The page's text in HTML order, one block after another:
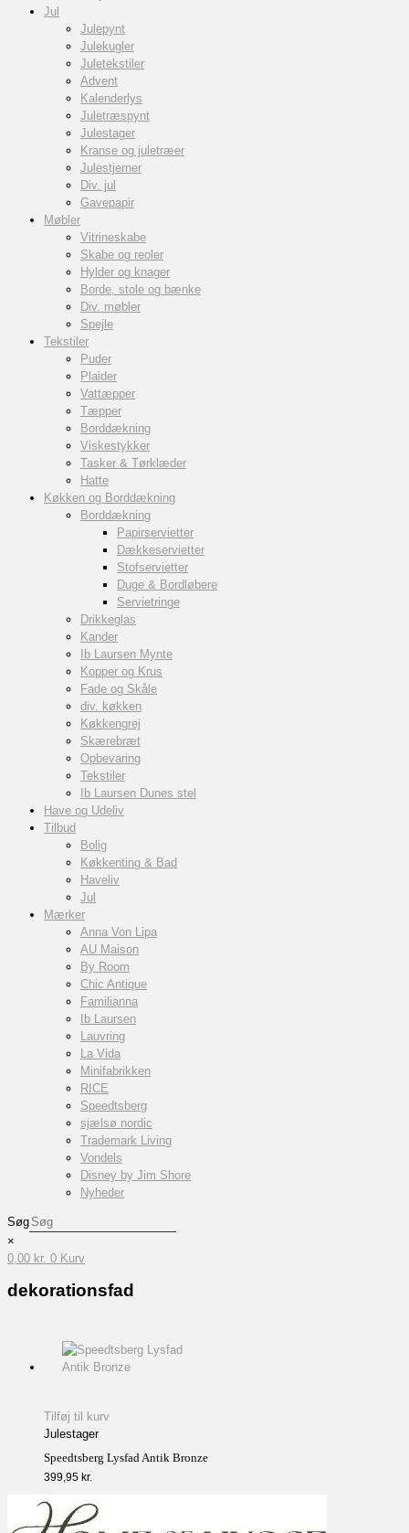
Jul
Julepynt
Julekugler
Juletekstiler
Advent
Kalenderlys
Juletræspynt
Julestager
Kranse og juletræer
Julestjerner
Div. jul
Gavepapir
Møbler
Vitrineskabe
Skabe og reoler
Hylder og knager
Borde, stole og bænke
Div. møbler
Spejle
Tekstiler
Puder
Plaider
Vattæpper
Tæpper
Borddækning
Viskestykker
Tasker & Tørklæder
Hatte
Køkken og Borddækning
Borddækning
Papirservietter
Dækkeservietter
Stofservietter
Duge & Bordløbere
Servietringe
Drikkeglas
Kander
Ib Laursen Mynte
Kopper og Krus
Fade og Skåle
div. køkken
Køkkengrej
Skærebræt
Opbevaring
Tekstiler
Ib Laursen Dunes stel
Have og Udeliv
Tilbud
Bolig
Køkkenting & Bad
Haveliv
Jul
Mærker
Anna Von Lipa
AU Maison
By Room
Chic Antique
Familianna
Ib Laursen
Lauvring
La Vida
Minifabrikken
RICE
Speedtsberg
sjælsø nordic
Trademark Living
Vondels
Disney by Jim Shore
Nyheder
Søg
×
0,00 kr. 0 Kurv
dekorationsfad
Tilføj til kurv
Julestager
Speedtsberg Lysfad Antik Bronze
399,95 kr.